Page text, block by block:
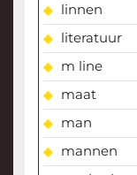
linnen
literatuur
m line
maat
man
mannen